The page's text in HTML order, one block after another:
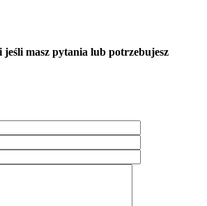
masz pytania lub potrzebujesz